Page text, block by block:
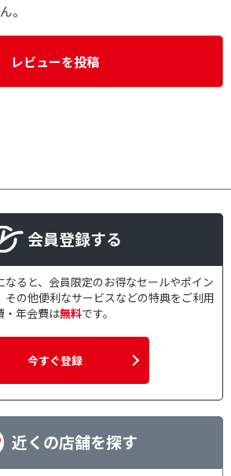
。
レビューを投稿
会員登録する
ると、会員限定のお得なセールやポイン
その他便利なサービスなどの特典をご利用
・年会費は無料です。
今すぐ登録
近くの店舗を探す